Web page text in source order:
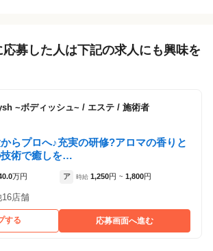
宿駅 徒歩 7分 / 新大久保駅
募した人は下記の求人にも興味を
~ボディッシュ~ / エステ / 施術者
らプロへ♪充実の研修?アロマの香りと
術で癒しを…
万円 ア 時給 1,250円 ~ 1,800円
店舗
する 応募画面へ進む